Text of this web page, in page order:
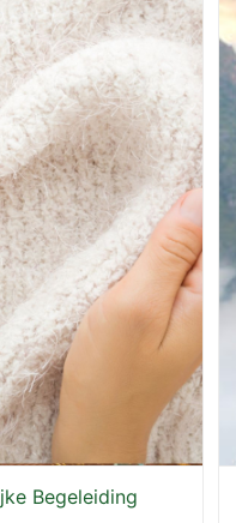
Begeleiding